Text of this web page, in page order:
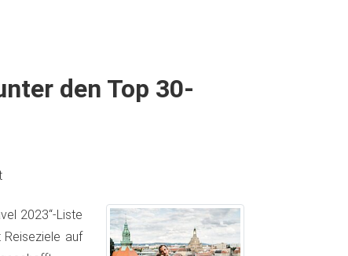
den Top 30-
2023“-Liste
Reiseziele auf